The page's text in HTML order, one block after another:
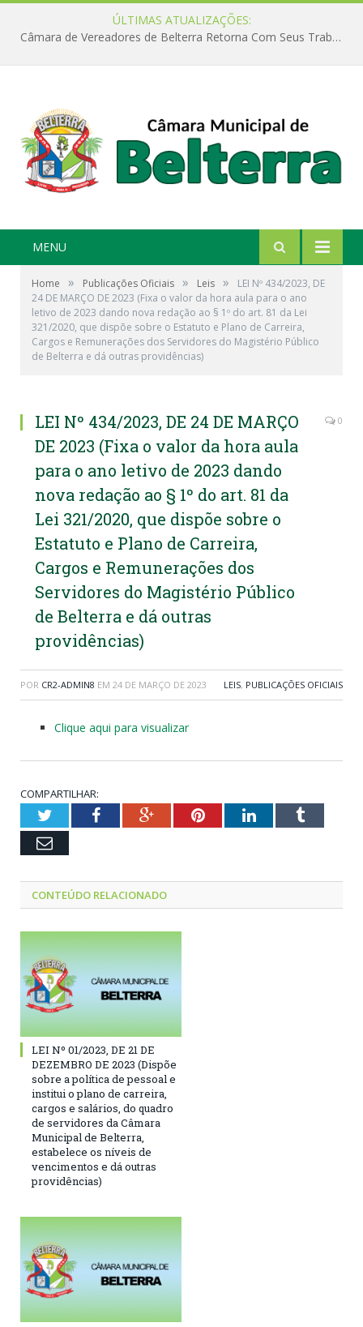
ÚLTIMAS ATUALIZAÇÕES:
Câmara de Vereadores de Belterra Retorna Com Seus Trabalhos Legislativos
MENU
Home » Publicações Oficiais » Leis »
LEI Nº 434/2023, DE
24 DE MARÇO DE 2023 (Fixa o valor da hora aula para o ano
letivo de 2023 dando nova redação ao § 1º do art. 81 da Lei
321/2020, que dispõe sobre o Estatuto e Plano de Carreira,
Cargos e Remunerações dos Servidores do Magistério Público
de Belterra e dá outras providências)
LEI Nº 434/2023, DE 24 DE MARÇO
DE 2023 (Fixa o valor da hora aula
para o ano letivo de 2023 dando
nova redação ao § 1º do art. 81 da
Lei 321/2020, que dispõe sobre o
Estatuto e Plano de Carreira,
Cargos e Remunerações dos
Servidores do Magistério Público
de Belterra e dá outras
providências)
0
POR CR2-ADMIN8 EM 24 DE MARÇO DE 2023 LEIS, PUBLICAÇÕES OFICIAIS
Clique aqui para visualizar
COMPARTILHAR:
TwitterFacebookGoogle+PinterestLinkedInTumblr
Email
CONTEÚDO RELACIONADO
LEI Nº 01/2023, DE 21 DE
DEZEMBRO DE 2023 (Dispõe
sobre a política de pessoal e
institui o plano de carreira,
cargos e salários, do quadro
de servidores da Câmara
Municipal de Belterra,
estabelece os níveis de
vencimentos e dá outras
providências)